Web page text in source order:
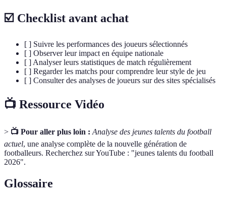
☑️ Checklist avant achat
[ ] Suivre les performances des joueurs sélectionnés
[ ] Observer leur impact en équipe nationale
[ ] Analyser leurs statistiques de match régulièrement
[ ] Regarder les matchs pour comprendre leur style de jeu
[ ] Consulter des analyses de joueurs sur des sites spécialisés
📺 Ressource Vidéo
> 📺 Pour aller plus loin : Analyse des jeunes talents du football
actuel, une analyse complète de la nouvelle génération de
footballeurs. Recherchez sur YouTube : "jeunes talents du football
2026".
Glossaire